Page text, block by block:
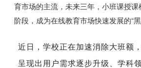
育市场的主流，未来三年，小班课授
阶段，成为在线教育市场快速发展的“黑
近日，学校正在加速消除大班额
呈现出用户需求逐步升级、学科